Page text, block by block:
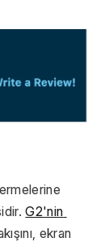
G2'nin
ekran